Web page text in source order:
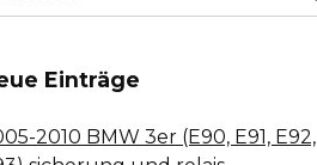
Einträge
2010 BMW 3er (E90, E91, E92,